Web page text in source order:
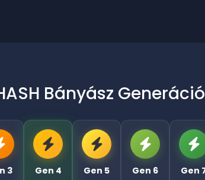
Bányász
3 Gen 4 Gen 5 Gen 6 Gen